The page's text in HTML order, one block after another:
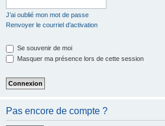
J’ai oublié mon mot de passe
Renvoyer le courriel d’activation
Se souvenir de moi
Masquer ma présence lors de cette session
Pas encore de compte ?